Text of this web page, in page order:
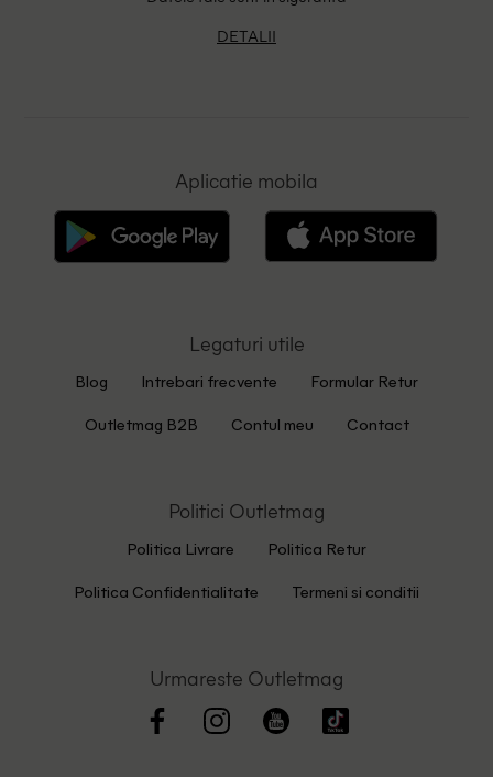
DETALII
Aplicatie mobila
Legaturi utile
Blog Intrebari frecvente Formular Retur
Outletmag B2B Contul meu Contact
Politici Outletmag
Politica Livrare Politica Retur
Politica Confidentialitate Termeni si conditii
Urmareste Outletmag